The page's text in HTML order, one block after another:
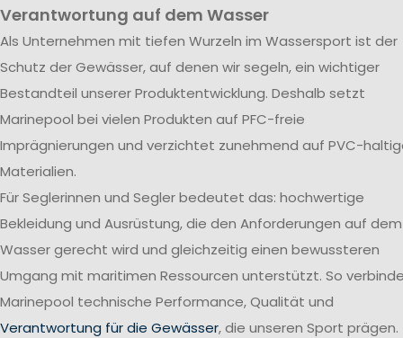
Verantwortung auf dem Wasser
Als Unternehmen mit tiefen Wurzeln im Wassersport ist der
Schutz der Gewässer, auf denen wir segeln, ein wichtiger
Bestandteil unserer Produktentwicklung. Deshalb setzt
Marinepool bei vielen Produkten auf PFC-freie
Imprägnierungen und verzichtet zunehmend auf PVC-
Materialien.
Für Seglerinnen und Segler bedeutet das: hochwertige
Bekleidung und Ausrüstung, die den Anforderungen auf dem
Wasser gerecht wird und gleichzeitig einen bewussteren
Umgang mit maritimen Ressourcen unterstützt. So
Marinepool technische Performance, Qualität und
Verantwortung für die Gewässer, die unseren Sport prägen.